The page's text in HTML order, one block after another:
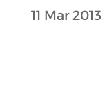
11 Mar 2013